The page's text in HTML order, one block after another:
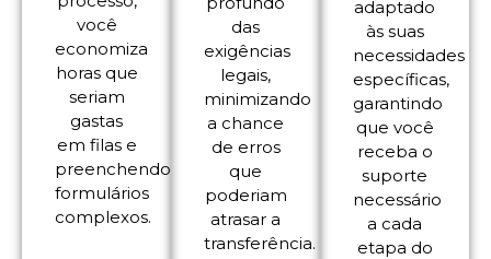
você
economiza
horas que
seriam
gastas
em filas e
preenchendo
formulários
complexos.
das
exigências
legais,
minimizando
a chance
de erros
que
poderiam
atrasar a
transferência.
adaptado
às suas
necessidades
específicas,
garantindo
que você
receba o
suporte
necessário
a cada
etapa do